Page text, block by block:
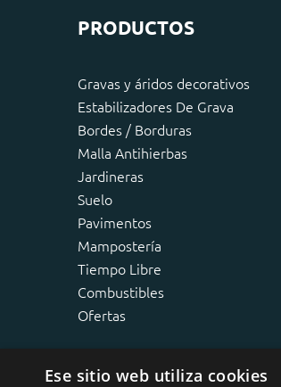
PRODUCTOS
Gravas y áridos decorativos
Estabilizadores De Grava
Bordes / Borduras
Malla Antihierbas
Jardineras
Suelo
Pavimentos
Mampostería
Tiempo Libre
Combustibles
Ofertas
Ese sitio web utiliza cookies